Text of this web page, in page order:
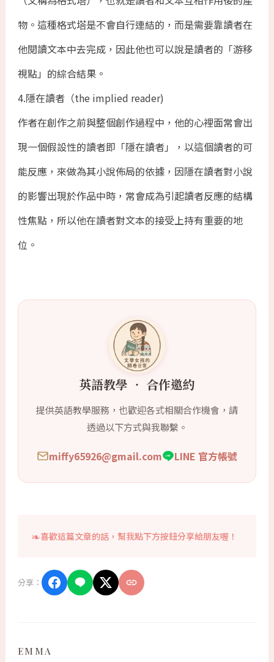
物。這種格式塔是不會自行連結的，而是需要靠讀者在
他閱讀文本中去完成，因此他也可以說是讀者的「游移
視點」的綜合結果。
4.隱在讀者（the implied reader)
作者在創作之前與整個創作過程中，他的心裡面常會出
現一個假設性的讀者即「隱在讀者」，以這個讀者的可
能反應，來做為其小說佈局的依據，因隱在讀者對小說
的影響出現於作品中時，常會成為引起讀者反應的結構
性焦點，所以他在讀者對文本的接受上持有重要的地
位。
英語教學 ‧ 合作邀約
提供英語教學服務，也歡迎各式相關合作機會，請
透過以下方式與我聯繫。
miffy65926@gmail.com LINE 官方帳號
喜歡這篇文章的話，幫我點下方按鈕分享給朋友喔！
分享：
EMMA